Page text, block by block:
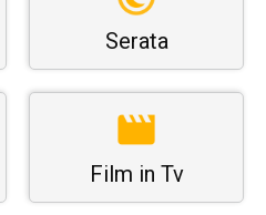
Serata
Film in Tv